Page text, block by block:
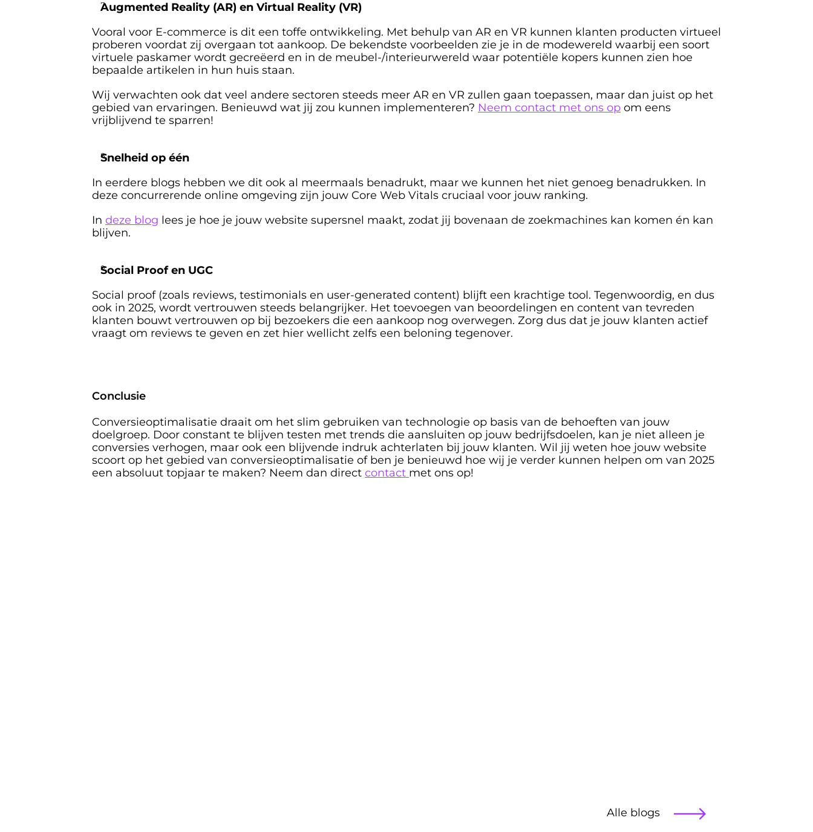
Augmented Reality (AR) en Virtual Reality (VR)
Vooral voor E-commerce is dit een toffe ontwikkeling. Met behulp van AR en VR kunnen klanten producten virtueel
proberen voordat zij overgaan tot aankoop. De bekendste voorbeelden zie je in de modewereld waarbij een soort
virtuele paskamer wordt gecreëerd en in de meubel-/interieurwereld waar potentiële kopers kunnen zien hoe
bepaalde artikelen in hun huis staan.
Wij verwachten ook dat veel andere sectoren steeds meer AR en VR zullen gaan toepassen, maar dan juist op het
gebied van ervaringen. Benieuwd wat jij zou kunnen implementeren? Neem contact met ons op om eens
vrijblijvend te sparren!
Snelheid op één
In eerdere blogs hebben we dit ook al meermaals benadrukt, maar we kunnen het niet genoeg benadrukken. In
deze concurrerende online omgeving zijn jouw Core Web Vitals cruciaal voor jouw ranking.
In deze blog lees je hoe je jouw website supersnel maakt, zodat jij bovenaan de zoekmachines kan komen én kan
blijven.
Social Proof en UGC
Social proof (zoals reviews, testimonials en user-generated content) blijft een krachtige tool. Tegenwoordig, en dus
ook in 2025, wordt vertrouwen steeds belangrijker. Het toevoegen van beoordelingen en content van tevreden
klanten bouwt vertrouwen op bij bezoekers die een aankoop nog overwegen. Zorg dus dat je jouw klanten actief
vraagt om reviews te geven en zet hier wellicht zelfs een beloning tegenover.
Conclusie
Conversieoptimalisatie draait om het slim gebruiken van technologie op basis van de behoeften van jouw
doelgroep. Door constant te blijven testen met trends die aansluiten op jouw bedrijfsdoelen, kan je niet alleen je
conversies verhogen, maar ook een blijvende indruk achterlaten bij jouw klanten. Wil jij weten hoe jouw website
scoort op het gebied van conversieoptimalisatie of ben je benieuwd hoe wij je verder kunnen helpen om van 2025
een absoluut topjaar te maken? Neem dan direct contact met ons op!
Alle blogs